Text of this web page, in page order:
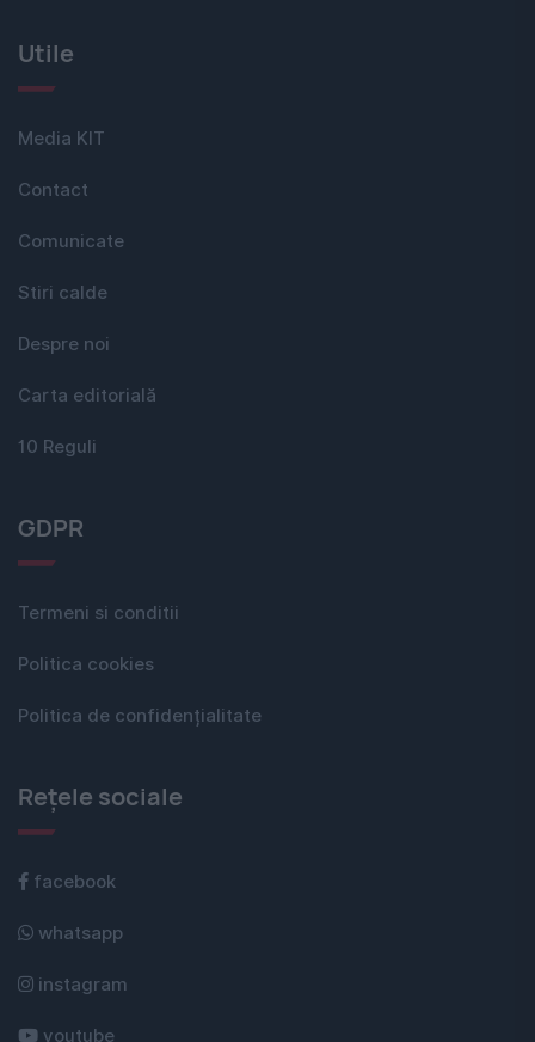
Utile
Media KIT
Contact
Comunicate
Stiri calde
Despre noi
Carta editorială
10 Reguli
GDPR
Termeni si conditii
Politica cookies
Politica de confidențialitate
Rețele sociale
facebook
whatsapp
instagram
youtube